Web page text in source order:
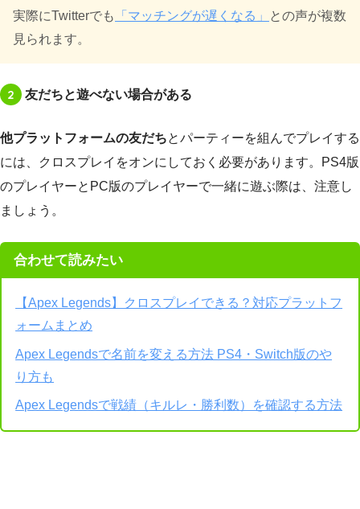
実際にTwitterでも 「マッチングが遅くなる」
との声が複数
見られます。
2 友だちと遊べない場合がある
他プラットフォームの友だちとパーティーを組んでプレイする
には、クロスプレイをオンにしておく必要があります。PS4版
のプレイヤーとPC版のプレイヤーで一緒に遊ぶ際は、注意し
ましょう。
合わせて読みたい
【Apex Legends】クロスプレイできる？対応プラットフ
ォームまとめ
Apex Legendsで名前を変える方法 PS4・Switch版のや
り方も
Apex Legendsで戦績（キルレ・勝利数）を確認する方法